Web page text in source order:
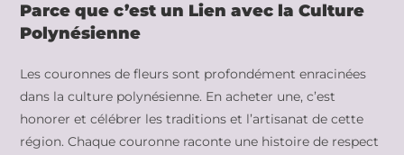
Parce que c’est un Lien avec la Culture
Polynésienne
Les couronnes de fleurs sont profondément enracinées
dans la culture polynésienne. En acheter une, c’est
honorer et célébrer les traditions et l’artisanat de cette
région. Chaque couronne raconte une histoire de respect